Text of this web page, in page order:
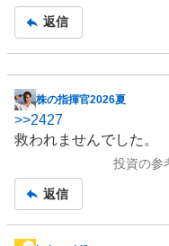
返信
掲
示
板
株の指揮官2026夏
>>2427
救われませんでした。
投資の参
返信